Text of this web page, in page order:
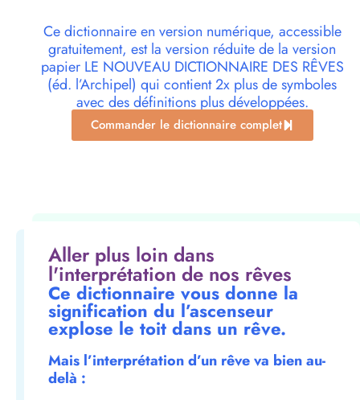
Ce dictionnaire en version numérique, accessible
gratuitement, est la version réduite de la version
papier LE NOUVEAU DICTIONNAIRE DES RÊVES
(éd. l’Archipel) qui contient 2x plus de symboles
avec des définitions plus développées.
Commander le dictionnaire complet
Aller plus loin dans
l'interprétation de nos rêves
Ce dictionnaire vous donne la
signification du l’ascenseur
explose le toit dans un rêve.
Mais l’interprétation d’un rêve va bien au-
delà :